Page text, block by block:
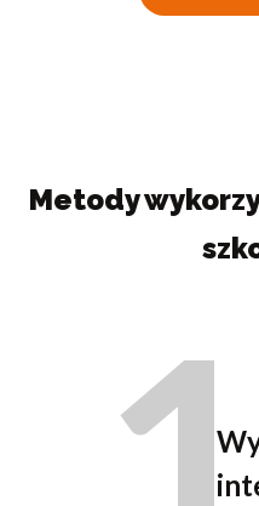
Metody